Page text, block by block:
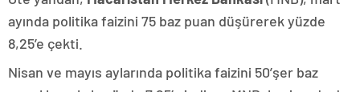
ayında politika faizini 75 baz puan düşürerek yüzde
8,25’e çekti.
Nisan ve mayıs aylarında politika faizini 50’şer baz